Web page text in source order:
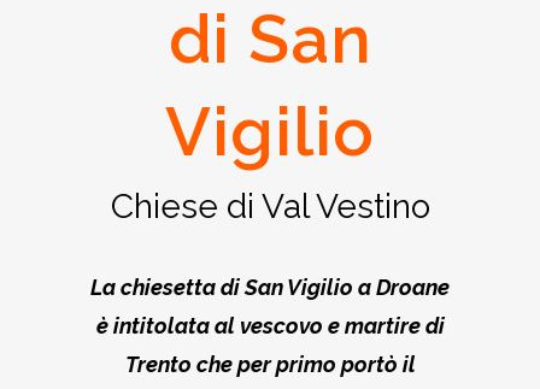
di San
Vigilio
Chiese di Val Vestino
La chiesetta di San Vigilio a Droane
è intitolata al vescovo e martire di
Trento che per primo portò il